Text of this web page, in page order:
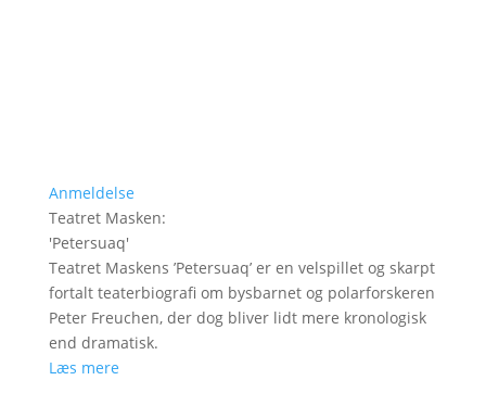
Anmeldelse
Teatret Masken:
'Petersuaq'
Teatret Maskens ’Petersuaq’ er en velspillet og skarpt
fortalt teaterbiografi om bysbarnet og polarforskeren
Peter Freuchen, der dog bliver lidt mere kronologisk
end dramatisk.
Læs mere